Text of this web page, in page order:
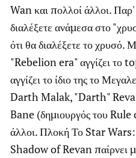
Wan και πολλοί άλλοι.
διαλέξετε ανάμεσα στο
ότι θα διαλέξετε το χρυσό.
"Rebelion era" αγγίζει το
αγγίζει το ίδιο της το
Darth Malak, "Darth"
Bane (δημιουργός του
άλλοι. Πλοκή Το Star
Shadow of Revan παίρνει